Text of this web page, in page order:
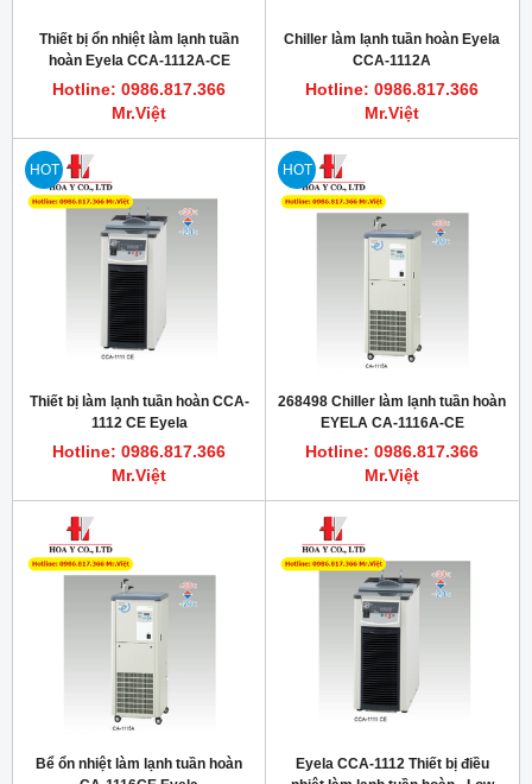
Thiết bị ổn nhiệt làm lạnh tuần
hoàn Eyela CCA-1112A-CE
TOKYO RIKAKIKAI CO LTD
Hotline: 0986.817.366
Mr.Việt
Chiller làm lạnh tuần hoàn Eyela
CCA-1112A
Hotline: 0986.817.366
Mr.Việt
HOT
Thiết bị làm lạnh tuần hoàn CCA-
1112 CE Eyela
Hotline: 0986.817.366
Mr.Việt
HOT
268498 Chiller làm lạnh tuần hoàn
EYELA CA-1116A-CE
Hotline: 0986.817.366
Mr.Việt
Bể ổn nhiệt làm lạnh tuần hoàn
Eyela CCA-1112 Thiết bị điều